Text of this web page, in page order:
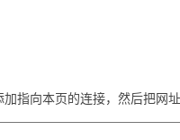
指向本页的连接，然后把网址